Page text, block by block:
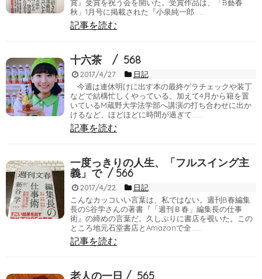
賞』受賞を祝う会を開いた。受賞作品は、「B藝春
秋」1月号に掲載された『小泉純一郎……
記事を読む
十六茶 / 568
2017/4/27
日記
今週は連休明けに出す本の最終ゲラチェックや装丁
などで結構忙しくやっている。加えて4月から籍を置
いているM蔵野大学法学部へ講演の打ち合わせに出か
けるなど、ほどほどに時間が過ぎて……
記事を読む
一度っきりの人生、「フルスイング主
義」で / 566
2017/4/22
日記
こんなカッコいい言葉は、私ではない。週刊B春編集
長のS谷学さんの著書『「週刊Ｂ春」編集長の仕事
術』の締めの言葉だ。久しぶりに書店を覗いた。この
ところ地元石堂書店とAmazonで全……
記事を読む
老人の一日 / 565